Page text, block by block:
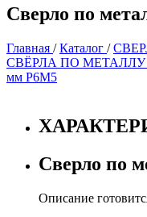
Сверло по
Главная /Каталог /
СВЁРЛА ПО МЕТАЛЛУ
мм Р6М5
Сверло по
Описание